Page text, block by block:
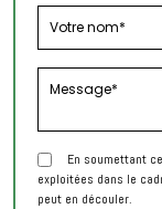
En soumettant
exploitées dans le
peut en découler.